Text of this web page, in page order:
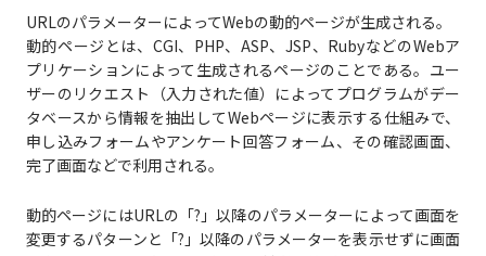
URLのパラメーターによってWebの動的ページが生成される。
動的ページとは、CGI、PHP、ASP、JSP、RubyなどのWebア
プリケーションによって生成されるページのことである。ユー
ザーのリクエスト（入力された値）によってプログラムがデー
タベースから情報を抽出してWebページに表示する仕組みで、
申し込みフォームやアンケート回答フォーム、その確認画面、
完了画面などで利用される。
動的ページにはURLの「?」以降のパラメーターによって画面を
変更するパターンと「?」以降のパラメーターを表示せずに画面